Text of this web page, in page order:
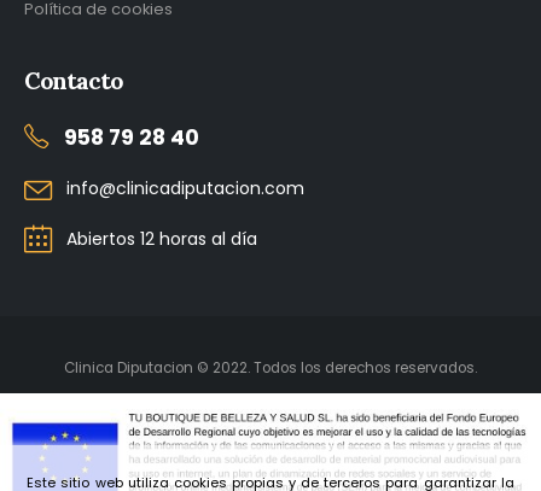
Política de cookies
Contacto
958 79 28 40
info@clinicadiputacion.com
Abiertos 12 horas al día
Clinica Diputacion © 2022. Todos los derechos reservados.
Este sitio web utiliza cookies propias y de terceros para garantizar la